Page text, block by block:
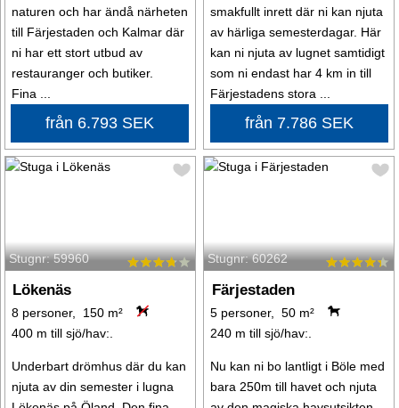
naturen och har ändå närheten
till Färjestaden och Kalmar där
ni har ett stort utbud av
restauranger och butiker.
Fina ...
från 6.793 SEK
smakfullt inrett där ni kan njuta
av härliga semesterdagar. Här
kan ni njuta av lugnet samtidigt
som ni endast har 4 km in till
Färjestadens stora ...
från 7.786 SEK
Stugnr: 59960
Lökenäs
8 personer, 150 m²
400 m till sjö/hav:.
Underbart drömhus där du kan
njuta av din semester i lugna
Stugnr: 60262
Färjestaden
5 personer, 50 m²
240 m till sjö/hav:.
Nu kan ni bo lantligt i Böle med
bara 250m till havet och njuta